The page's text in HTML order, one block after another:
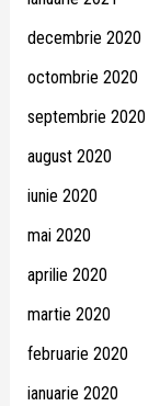
decembrie 2020
octombrie 2020
septembrie 2020
august 2020
iunie 2020
mai 2020
aprilie 2020
martie 2020
februarie 2020
ianuarie 2020